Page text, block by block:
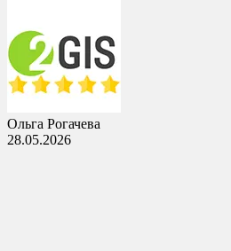
Ольга Рогачева
28.05.2026